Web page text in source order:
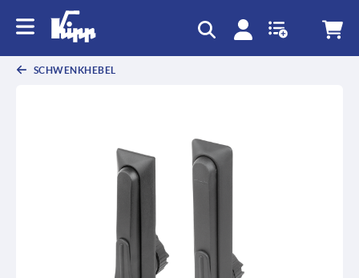
SCHWENKHEBEL